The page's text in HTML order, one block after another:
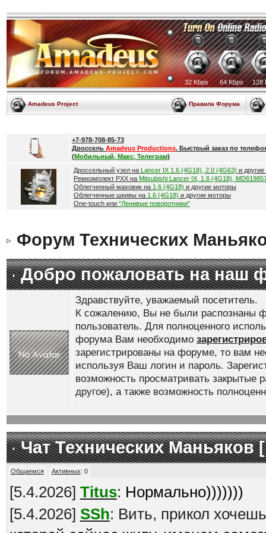
32 Kbps 64 Kbps 128
Amadeus Project Правила Форума
+7-978-708-85-73
Дроссель Amadeus Productions. Быстрый заказ по
(Мобильный, Макс, Телеграм)
Дроссельный узел на Lancer IX 1.6 (4G18), 2.0 (4G63) и
Ремкомплект РХХ на Mitsubishi Lancer IX, 1.6 (4G18),
Облегченный маховик на 1.6 (4G18) и другие моторы
Облегченные шкивы на 1.6 (4G18) и другие моторы
One-touch или "Ленивые поворотники"
Форум Технических
Добро пожаловать на наш
Здравствуйте, уважаемый посетитель.
К сожалению, Вы не были распознаны
пользователь. Для полноценного
форума Вам необходимо
зарегистрированы на форуме, то вам
используя Ваш логин и пароль.
возможность просматривать закрытые
другое), а также возможность
Чат Технических Маньяков [
Общаемся Активных: 0
[5.4.2026] Titus: Нормально)))))))
[5.4.2026] SSh: Вить, прикол